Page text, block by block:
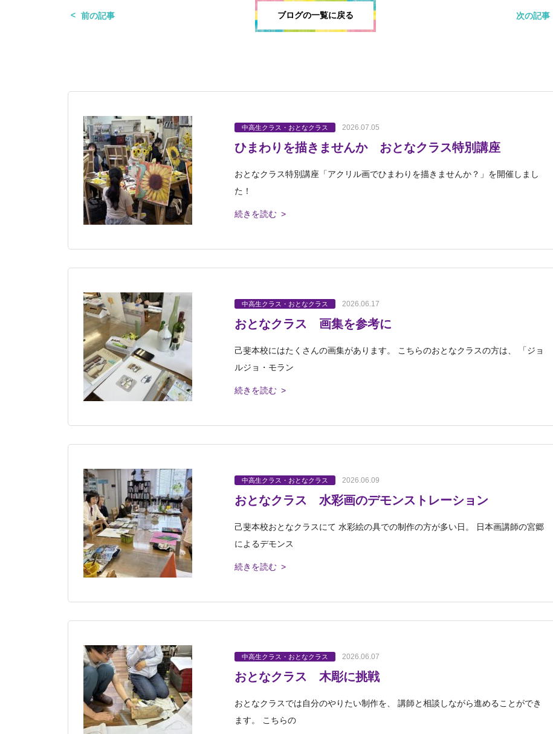
前の記事 ブログの一覧に戻る 次の記事
中高生クラス・おとなクラス 2026.07.05
ひまわりを描きませんか おとなクラス特別講座
おとなクラス特別講座「アクリル画でひまわりを描きませんか？」を開催しまし
た！
続きを読む >
中高生クラス・おとなクラス 2026.06.17
おとなクラス 画集を参考に
己斐本校にはたくさんの画集があります。 こちらのおとなクラスの方は、 「ジョ
ルジョ・モラン
続きを読む >
中高生クラス・おとなクラス 2026.06.09
おとなクラス 水彩画のデモンストレーション
己斐本校おとなクラスにて 水彩絵の具での制作の方が多い日。 日本画講師の宮郷
によるデモンス
続きを読む >
中高生クラス・おとなクラス 2026.06.07
おとなクラス 木彫に挑戦
おとなクラスでは自分のやりたい制作を、 講師と相談しながら進めることができ
ます。 こちらの